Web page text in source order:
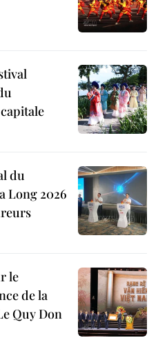
du
Long 2026
le
de la
Quy Don